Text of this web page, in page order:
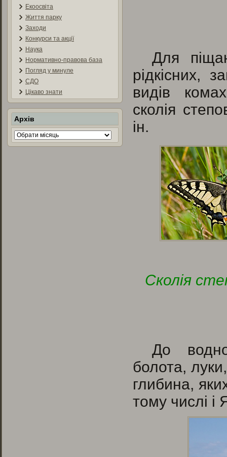
Екоосвіта
Життя парку
Заходи
Конкурси та акції
Наука
Нормативно-правова база
Погляд у минуле
СДО
Цікаво знати
Архів
Архів
Для
рідкісних,
видів
сколія
ін.
Сколія
До
болота,
глибина,
тому числі і